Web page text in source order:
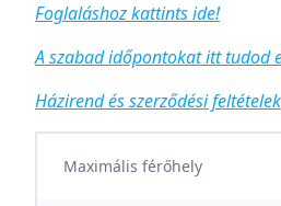
Foglaláshoz kattints ide!
A szabad időpontokat itt tudod
Házirend és szerződési feltételek
Maximális férőhely